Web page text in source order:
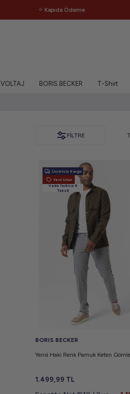
✧ Kapıda Ödeme ✧
VOLTAJ BORIS BECKER T-Shirt
FILTRE
Ücretsiz Kargo
Yeni Ürün
Vade farksız 6
Taksit
BORIS BECKER
Yensi Haki Renk Pamuk Keten
1.499,99 TL